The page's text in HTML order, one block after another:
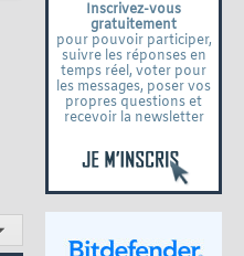
Inscrivez-vous
gratuitement
pour pouvoir participer,
suivre les réponses en
temps réel, voter pour
les messages, poser vos
propres questions et
recevoir la newsletter